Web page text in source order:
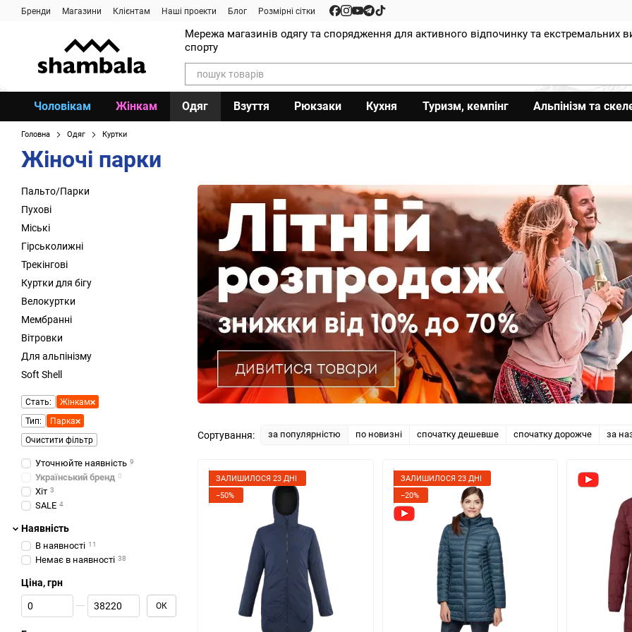
Перейти до основного контенту
Бренди Магазини Клієнтам Наші проекти Блог Розмірні сітки
Мережа магазинів одягу та спорядження для активного відпочинку та екстремальних
спорту
Чоловікам Жінкам Одяг Взуття Рюкзаки Кухня Туризм, кемпінг Альпінізм та
Головна Одяг Куртки
Жіночі парки
Сортування: за популярністю по новизні спочатку дешевше спочатку дорожче за
ЗАЛИШИЛОСЯ 23 ДНІ
−50%
ЗАЛИШИЛОСЯ 23 ДНІ
−20%
Пальто/Парки
Пухові
Міські
Гірськолижні
Трекінгові
Куртки для бігу
Велокуртки
Мембранні
Вітровки
Для альпінізму
Soft Shell
Стать:
Жінкам
Тип:
Парка
Очистити фільтр
Уточнюйте наявність 9
Український бренд 0
Хіт 3
SALE 4
Наявність
В наявності 11
Немає в наявності 38
Ціна, грн
Від Ціна, грн
До Ціна, грн ОК